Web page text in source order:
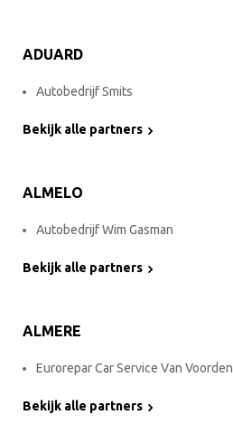
ADUARD
Autobedrijf Smits
Bekijk alle partners
ALMELO
Autobedrijf Wim Gasman
Bekijk alle partners
ALMERE
Eurorepar Car Service Van Voorden
Bekijk alle partners